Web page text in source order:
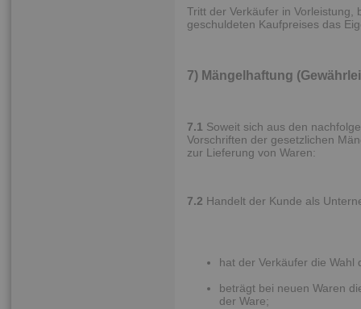
Tritt der Verkäufer in Vorleistung,
geschuldeten Kaufpreises das
7) Mängelhaftung
7.1 Soweit sich aus den
Vorschriften der gesetzlichen
zur Lieferung von Waren:
7.2 Handelt der Kunde als
hat der Verkäufer die Wahl
beträgt bei neuen Waren
der Ware;